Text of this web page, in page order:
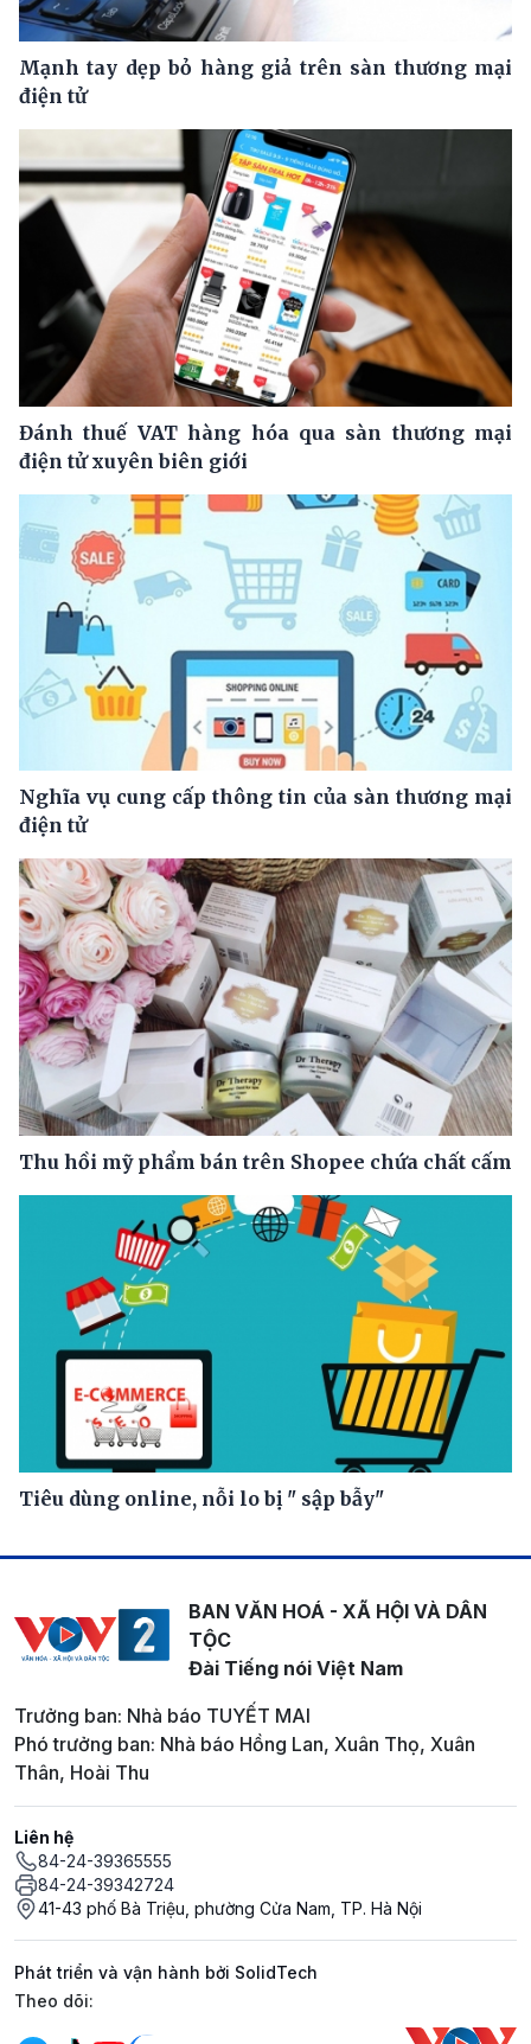
Mạnh tay dẹp bỏ hàng giả trên sàn thương mại
điện tử
Đánh thuế VAT hàng hóa qua sàn thương mại
điện tử xuyên biên giới
Nghĩa vụ cung cấp thông tin của sàn thương mại
điện tử
Thu hồi mỹ phẩm bán trên Shopee chứa chất cấm
Tiêu dùng online, nỗi lo bị " sập bẫy"
BAN VĂN HOÁ - XÃ HỘI VÀ DÂN
TỘC
Đài Tiếng nói Việt Nam
Trưởng ban: Nhà báo TUYẾT MAI
Phó trưởng ban: Nhà báo Hồng Lan, Xuân Thọ, Xuân
Thân, Hoài Thu
Liên hệ
84-24-39365555
84-24-39342724
41-43 phố Bà Triệu, phường Cửa Nam, TP. Hà Nội
Phát triển và vận hành bởi SolidTech
Mạng xã hội
Theo dõi: